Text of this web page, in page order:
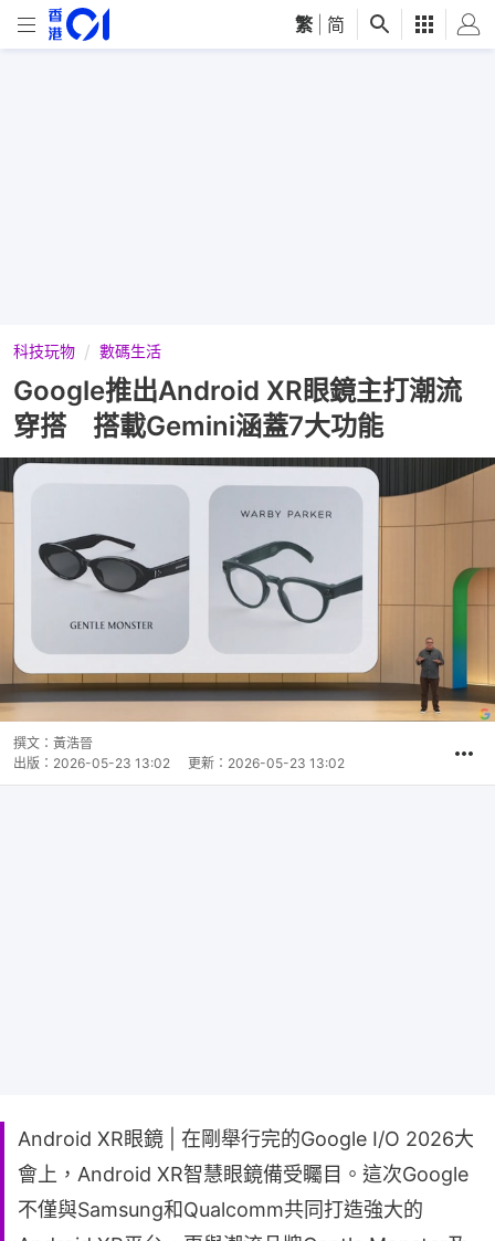
繁 简
科技玩物 數碼生活
Google推出Android XR眼鏡主打潮流
穿搭 搭載Gemini涵蓋7大功能
撰文： 黃浩晉
出版： 2026-05-23 13:02 更新： 2026-05-23 13:02
Android XR眼鏡 | 在剛舉行完的Google I/O 2026大
會上，Android XR智慧眼鏡備受矚目。這次Google
不僅與Samsung和Qualcomm共同打造強大的